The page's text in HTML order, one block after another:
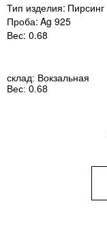
Тип изделия: Пирсинг
Проба: Ag 925
Вес: 0.68
склад: Вокзальная
Вес: 0.68